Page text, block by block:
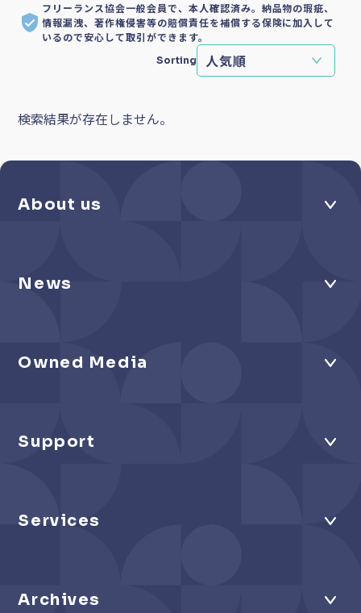
フリーランス協会一般会員で、本人確認済み。納品物の瑕疵、
情報漏洩、著作権侵害等の賠償責任を補償する保険に加入して
いるので安心して取引ができます。
Sorting
検索結果が存在しません。
About us
News
Owned Media
Support
Services
Archives